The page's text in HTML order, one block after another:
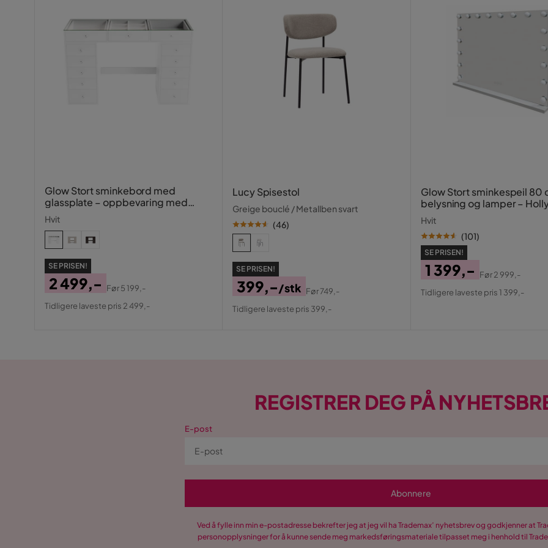
Glow Stort sminkebord med
glassplate – oppbevaring med
skuffer og rom 120 cm
Hvit
SE PRISEN!
Pris
2 499,-
Original
Før5 199,-
Tidligere laveste pris 2 499,-
Lucy Spisestol
Greige bouclé / Metallben svart
(46)
SE PRISEN!
Pris
399,-/stk
Original
Før749,-
Tidligere laveste pris 399,-
Glow Stort sminkespeil 80
belysning og lamper –
speil med USB-lading
Hvit
(101)
SE PRISEN!
Pris
1 399,-
Original
Før2 999,-
Tidligere laveste pris 1 399,-
REGISTRER DEG PÅ
E-post
Abonnere
Ved å fylle inn min e-postadresse bekrefter jeg at jeg vil ha Trademax’ nyhetsbrev og godkjenner at
personopplysninger for å kunne sende meg markedsføringsmateriale tilpasset meg i henhold til